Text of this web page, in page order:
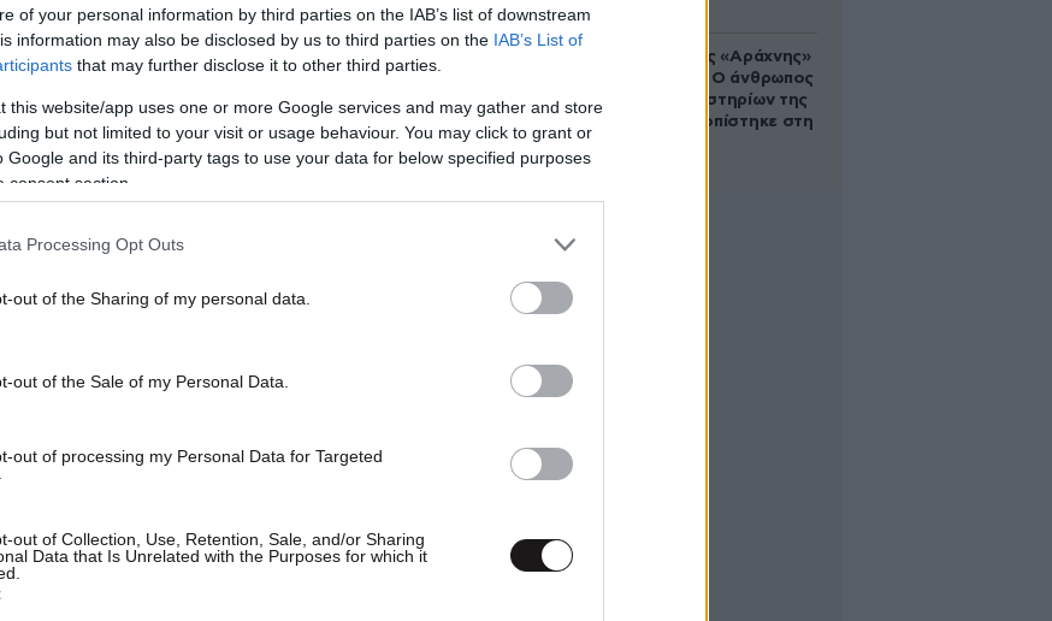
of your personal information by third parties on the IAB’s list of downstream
information may also be disclosed by us to third parties on the IAB’s List of
that may further disclose it to other third parties.
this website/app uses one or more Google services and may gather and store
but not limited to your visit or usage behaviour. You may click to grant or
Google and its third-party tags to use your data for below specified purposes
consent section.
Processing Opt Outs
out of the Sharing of my personal data.
out of the Sale of my Personal Data.
out of processing my Personal Data for Targeted
out of Collection, Use, Retention, Sale, and/or Sharing
Data that Is Unrelated with the Purposes for which it
Νόρις, την 4η ο Πιάστρι, την 5η ο Σάινθ και
Στρολ, Αλόνσο, Άλμπον και
είναι προγραμματισμένο για το
Στα ίχνη της «Αράχνης»
του Άσαντ: Ο άνθρωπος
των βασανιστηρίων της
Συρίας εντοπίστηκε στη